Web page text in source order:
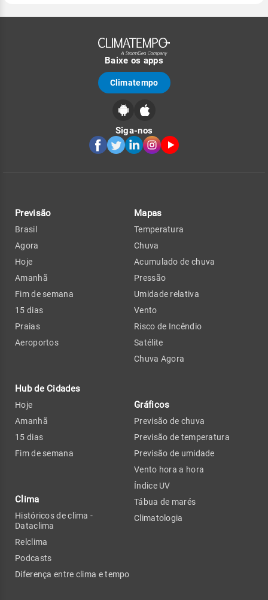
Baixe os apps
Climatempo
Siga-nos
Previsão
Brasil
Agora
Hoje
Amanhã
Fim de semana
15 dias
Praias
Aeroportos
Hub de Cidades
Hoje
Amanhã
15 dias
Fim de semana
Clima
Históricos de clima -
Dataclima
Relclima
Podcasts
Diferença entre clima e tempo
Mapas
Temperatura
Chuva
Acumulado de chuva
Pressão
Umidade relativa
Vento
Risco de Incêndio
Satélite
Chuva Agora
Gráficos
Previsão de chuva
Previsão de temperatura
Previsão de umidade
Vento hora a hora
Índice UV
Tábua de marés
Climatologia